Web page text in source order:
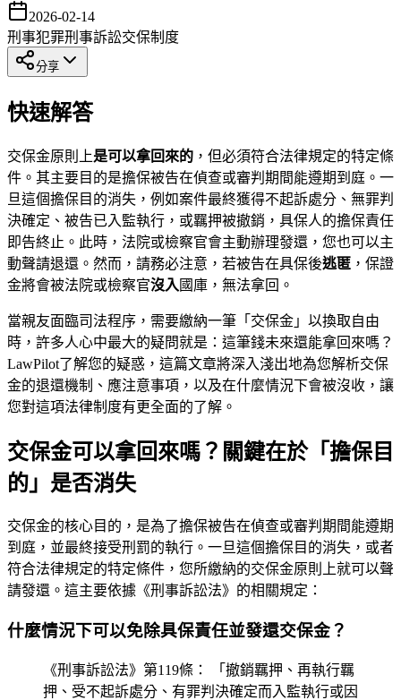
2026-02-14
刑事犯罪刑事訴訟交保制度
分享
快速解答
交保金原則上是可以拿回來的 ，但必須符合法律規定的特定條
件。其主要目的是擔保被告在偵查或審判期間能遵期到庭。一
旦這個擔保目的消失，例如案件最終獲得不起訴處分、無罪判
決確定、被告已入監執行，或羈押被撤銷，具保人的擔保責任
即告終止。此時，法院或檢察官會主動辦理發還，您也可以主
動聲請退還。然而，請務必注意，若被告在具保後逃匿 ，保證
金將會被法院或檢察官沒入 國庫，無法拿回。
當親友面臨司法程序，需要繳納一筆「交保金」以換取自由
時，許多人心中最大的疑問就是：這筆錢未來還能拿回來嗎？
LawPilot了解您的疑惑，這篇文章將深入淺出地為您解析交保
金的退還機制、應注意事項，以及在什麼情況下會被沒收，讓
您對這項法律制度有更全面的了解。
交保金可以拿回來嗎？關鍵在於「擔保目
的」是否消失
交保金的核心目的，是為了擔保被告在偵查或審判期間能遵期
到庭，並最終接受刑罰的執行。一旦這個擔保目的消失，或者
符合法律規定的特定條件，您所繳納的交保金原則上就可以聲
請發還。這主要依據《刑事訴訟法》的相關規定：
什麼情況下可以免除具保責任並發還交保金？
《刑事訴訟法》第119條： 「撤銷羈押、再執行羈
押、受不起訴處分、有罪判決確定而入監執行或因